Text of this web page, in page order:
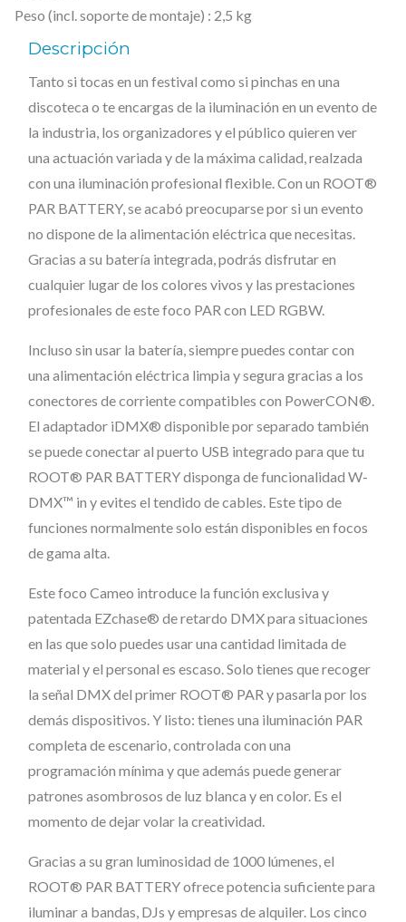
W
,
P
u
e
r
p
a
r
a
p
a
d
M
X
®
Peso (incl. soporte de montaje) : 2,5 kg
Descripción
Tanto si tocas en un festival como si pinchas en una
discoteca o te encargas de la iluminación en un evento de
la industria, los organizadores y el público quieren ver
una actuación variada y de la máxima calidad, realzada
con una iluminación profesional flexible. Con un ROOT®
PAR BATTERY, se acabó preocuparse por si un evento
no dispone de la alimentación eléctrica que necesitas.
Gracias a su batería integrada, podrás disfrutar en
cualquier lugar de los colores vivos y las prestaciones
profesionales de este foco PAR con LED RGBW.
Incluso sin usar la batería, siempre puedes contar con
una alimentación eléctrica limpia y segura gracias a los
conectores de corriente compatibles con PowerCON®.
El adaptador iDMX® disponible por separado también
se puede conectar al puerto USB integrado para que tu
ROOT® PAR BATTERY disponga de funcionalidad W-
DMX™ in y evites el tendido de cables. Este tipo de
funciones normalmente solo están disponibles en focos
de gama alta.
Este foco Cameo introduce la función exclusiva y
patentada EZchase® de retardo DMX para situaciones
en las que solo puedes usar una cantidad limitada de
material y el personal es escaso. Solo tienes que recoger
la señal DMX del primer ROOT® PAR y pasarla por los
demás dispositivos. Y listo: tienes una iluminación PAR
completa de escenario, controlada con una
programación mínima y que además puede generar
patrones asombrosos de luz blanca y en color. Es el
momento de dejar volar la creatividad.
Gracias a su gran luminosidad de 1000 lúmenes, el
ROOT® PAR BATTERY ofrece potencia suficiente para
iluminar a bandas, DJs y empresas de alquiler. Los cinco